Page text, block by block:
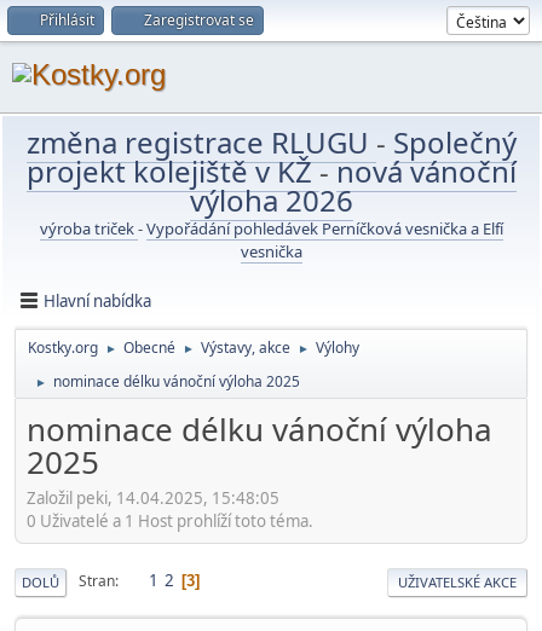
Přihlásit Zaregistrovat se
změna registrace RLUGU - Společný
projekt kolejiště v KŽ-nová vánoční
výloha 2026
výroba triček-Vypořádání pohledávek Perníčková vesnička a Elfí
vesnička
Hlavní nabídka
Kostky.org ► Obecné ► Výstavy, akce ► Výlohy
► nominace délku vánoční výloha 2025
nominace délku vánoční výloha
2025
Založil peki, 14.04.2025, 15:48:05
0 Uživatelé a 1 Host prohlíží toto téma.
DOLŮ Stran 1 2 3 UŽIVATELSKÉ AKCE